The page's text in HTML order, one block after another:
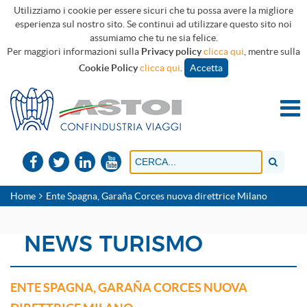
Utilizziamo i cookie per essere sicuri che tu possa avere la migliore
esperienza sul nostro sito. Se continui ad utilizzare questo sito noi
assumiamo che tu ne sia felice.
Per maggiori informazioni sulla Privacy policyclicca qui , mentre sulla
Cookie Policyclicca qui Accetta
Home Ente Spagna, Garaña Corces nuova direttrice Milano
NEWS TURISMO
ENTE SPAGNA, GARAÑA CORCES NUOVA